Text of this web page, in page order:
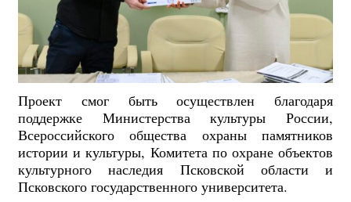
Проект смог быть осуществлен благодаря
поддержке Министерства культуры России,
Всероссийского общества охраны памятников
истории и культуры, Комитета по охране объектов
культурного наследия Псковской области и
Псковского государственного университета.